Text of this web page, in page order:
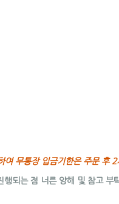
여 무통장 입금기한은 주문 후 2
행되는 점 너른 양해 및 참고 부